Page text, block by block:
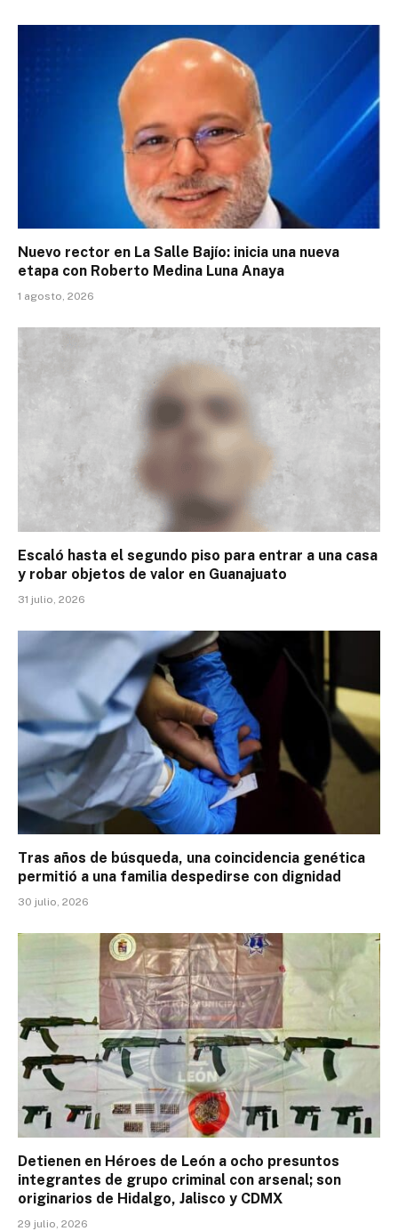
Nuevo rector en La Salle Bajío: inicia una nueva
etapa con Roberto Medina Luna Anaya
1 agosto, 2026
Escaló hasta el segundo piso para entrar a una casa
y robar objetos de valor en Guanajuato
31 julio, 2026
Tras años de búsqueda, una coincidencia genética
permitió a una familia despedirse con dignidad
30 julio, 2026
Detienen en Héroes de León a ocho presuntos
integrantes de grupo criminal con arsenal; son
originarios de Hidalgo, Jalisco y CDMX
29 julio, 2026